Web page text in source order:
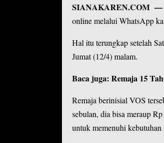
SIANAKAREN.COM —
online melalui WhatsApp
Hal itu terungkap setelah
Jumat (12/4) malam.
Baca juga: Remaja 15
Remaja berinisial VOS
sebulan, dia bisa meraup
untuk memenuhi